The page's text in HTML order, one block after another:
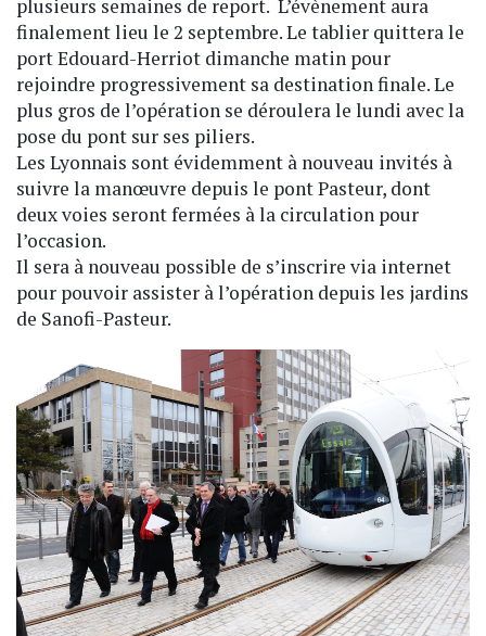
plusieurs semaines de report. L’évènement aura
finalement lieu le 2 septembre. Le tablier quittera le
port Edouard-Herriot dimanche matin pour
rejoindre progressivement sa destination finale. Le
plus gros de l’opération se déroulera le lundi avec la
pose du pont sur ses piliers.
Les Lyonnais sont évidemment à nouveau invités à
suivre la manœuvre depuis le pont Pasteur, dont
deux voies seront fermées à la circulation pour
l’occasion.
Il sera à nouveau possible de s’inscrire via internet
pour pouvoir assister à l’opération depuis les jardins
de Sanofi-Pasteur.